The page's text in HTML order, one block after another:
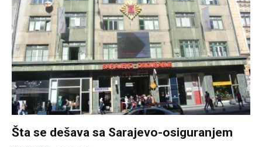
Šta se dešava sa Sarajevo-osiguranjem